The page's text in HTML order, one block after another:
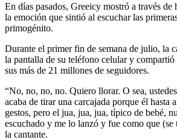
En días pasados, Greeicy mostró a través de
la emoción que sintió al escuchar las
primogénito.
Durante el primer fin de semana de julio, la
la pantalla de su teléfono celular y
sus más de 21 millones de seguidores.
“No, no, no, no. Quiero llorar. O sea,
acaba de tirar una carcajada porque él hasta
gestos, pero el jua, jua, jua, típico de bebé,
escuchado y me lo lanzó y fue como que (se
la cantante.